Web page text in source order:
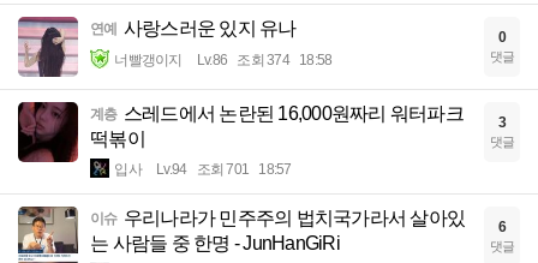
연예 사랑스러운 있지 유나
너빨갱이지 Lv.86 조회 374 18:58
0
댓글
계층 스레드에서 논란된 16,000원짜리 워터파크
떡볶이
입사 Lv.94 조회 701 18:57
3
댓글
이슈 우리나라가 민주주의 법치국가라서 살아있
는 사람들 중 한명 - JunHanGiRi
6
댓글